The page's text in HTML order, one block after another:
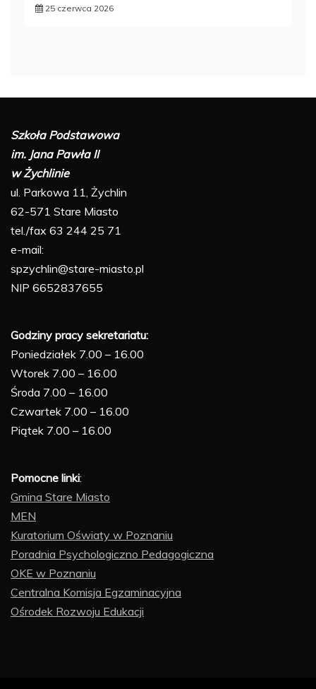
25 czerwca 2026
Szkoła Podstawowa
im. Jana Pawła II
w Żychlinie
ul. Parkowa 11, Żychlin
62-571 Stare Miasto
tel./fax 63 244 25 71
e-mail:
spzychlin@stare-miasto.pl
NIP 6652837655
Godziny pracy sekretariatu:
Poniedziałek 7.00 – 16.00
Wtorek 7.00 – 16.00
Środa 7.00 – 16.00
Czwartek 7.00 – 16.00
Piątek 7.00 – 16.00
Pomocne linki:
Gmina Stare Miasto
MEN
Kuratorium Oświaty w Poznaniu
Poradnia Psychologiczno Pedagogiczna
OKE w Poznaniu
Centralna Komisja Egzaminacyjna
Ośrodek Rozwoju Edukacji